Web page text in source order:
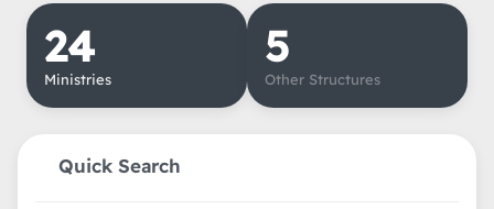
24
Ministries
5
Other Structures
Quick Search